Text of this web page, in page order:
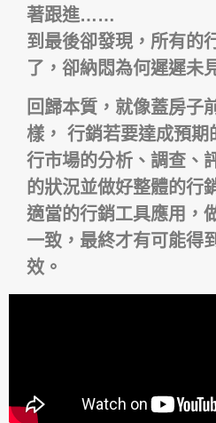
著跟進……
到最後卻發現，所有的
了，卻納悶為何遲遲未
回歸本質，就像蓋房子
樣， 行銷若要達成預期
行市場的分析、調查、
的狀況並做好整體的行
適當的行銷工具應用，
一致，最終才有可能得
效。